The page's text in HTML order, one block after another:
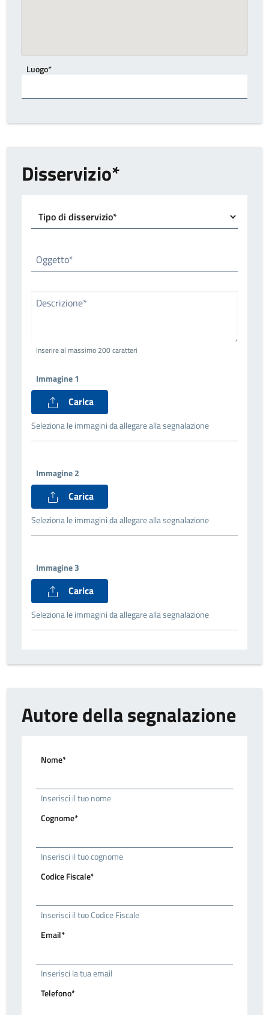
Luogo*
Disservizio
Oggetto*
Descrizione*
Inserire al massimo 200 caratteri
Immagine 1
Carica
Seleziona le immagini da allegare alla segnalazione
Immagine 2
Carica
Seleziona le immagini da allegare alla segnalazione
Immagine 3
Carica
Seleziona le immagini da allegare alla segnalazione
Autore della segnalazione
Nome*
Inserisci il tuo nome
Cognome*
Inserisci il tuo cognome
Codice Fiscale*
Inserisci il tuo Codice Fiscale
Email*
Inserisci la tua email
Telefono*